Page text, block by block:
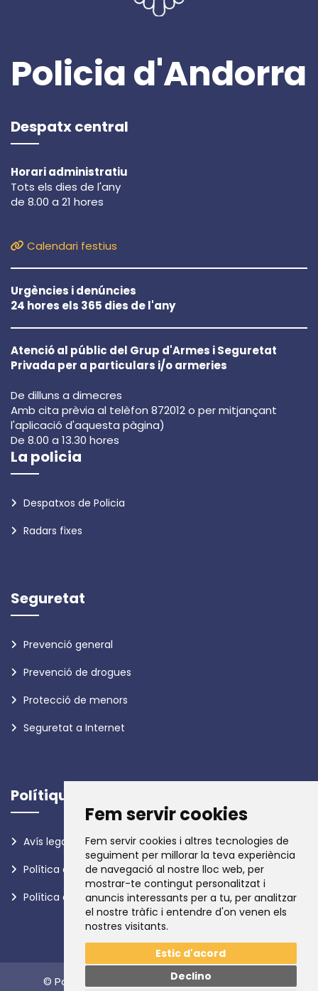
Fem servir cookies
Fem servir cookies i altres tecnologies de
seguiment per millorar la teva experiència
de navegació al nostre lloc web, per
mostrar-te contingut personalitzat i
anuncis interessants per a tu, per analitzar
el nostre tràfic i entendre d'on venen els
nostres visitants.
Estic d'acord
Declino
Policia d'Andorra
Despatx central
Horari administratiu
Tots els dies de l'any
de 8.00 a 21 hores
Calendari festius
Urgències i denúncies
24 hores els 365 dies de l'any
Atenció al públic del Grup d'Armes i Seguretat
Privada per a particulars i/o armeries
De dilluns a dimecres
Amb cita prèvia al telèfon 872012 o per mitjançant
l'aplicació d'aquesta pàgina)
De 8.00 a 13.30 hores
La policia
Despatxos de Policia
Radars fixes
Seguretat
Prevenció general
Prevenció de drogues
Protecció de menors
Seguretat a Internet
Polítiques
Avís legal
Política de privadesa
Política de galetes
© Policia d'Andorra. Tots els drets reservats.